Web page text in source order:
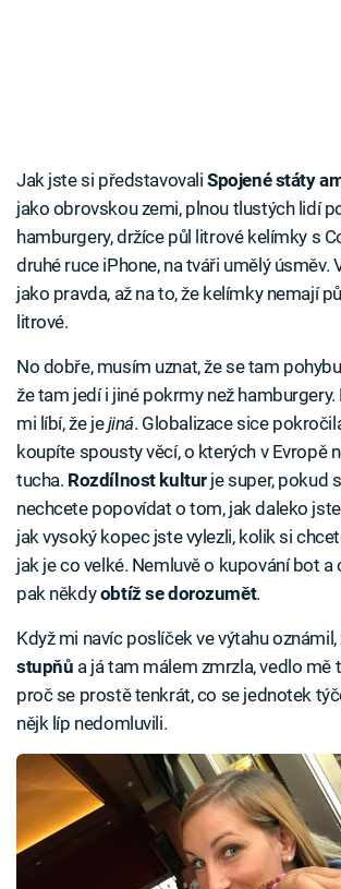
Jak jste si představovaliSpojené státy
jako obrovskou zemi, plnou tlustých lidí
hamburgery, držíce půl litrové kelímky s
druhé ruce iPhone, na tváři umělý úsměv.
jako pravda, až na to, že kelímky nemají
litrové.
No dobře, musím uznat, že se tam
že tam jedí i jiné pokrmy než
mi líbí, že jejiná. Globalizace sice
koupíte spousty věcí, o kterých v Evropě
tucha. Rozdílnost kulturje super, pokud
nechcete popovídat o tom, jak daleko
jak vysoký kopec jste vylezli, kolik si
jak je co velké. Nemluvě o kupování bot a
pak někdyobtíž se dorozumět.
Když mi navíc poslíček ve výtahu oznámil,
stupňů a já tam málem zmrzla, vedlo mě
proč se prostě tenkrát, co se jednotek
nějk líp nedomluvili.